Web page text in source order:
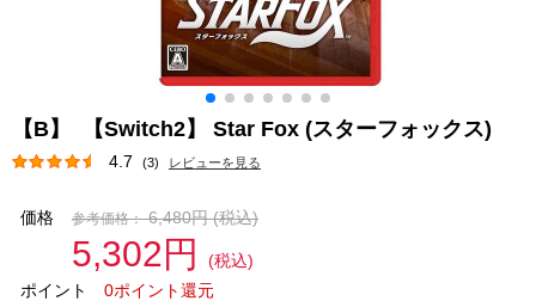
【B】 【Switch2】 Star Fox (スターフォックス)
4.7 (3) レビューを見る
価格 参考価格： 6,480円(税込)
5,302円
(税込)
ポイント
0ポイント還元